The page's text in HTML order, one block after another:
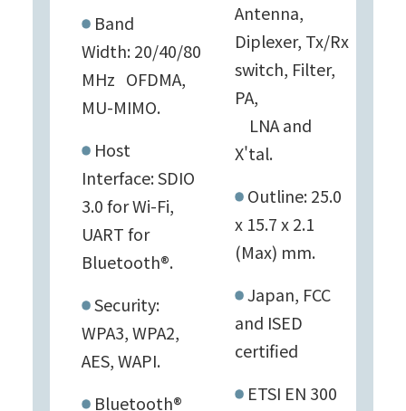
Band
Width: 20/40/80
MHz OFDMA,
MU-MIMO.
Host
Interface: SDIO
3.0 for Wi-Fi,
UART for
Bluetooth®.
Security:
WPA3, WPA2,
AES, WAPI.
Bluetooth®
Antenna,
Diplexer, Tx/Rx
switch, Filter,
PA,
LNA and
X'tal.
Outline: 25.0
x 15.7 x 2.1
(Max) mm.
Japan, FCC
and ISED
certified
ETSI EN 300